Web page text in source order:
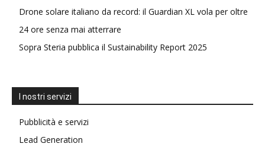
Drone solare italiano da record: il Guardian XL vola per oltre
24 ore senza mai atterrare
Sopra Steria pubblica il Sustainability Report 2025
I nostri servizi
Pubblicità e servizi
Lead Generation